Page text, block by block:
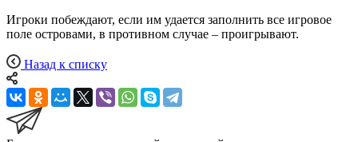
Игроки побеждают, если им удается заполнить все игровое
поле островами, в противном случае – проигрывают.
Назад к списку